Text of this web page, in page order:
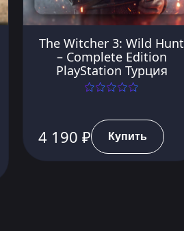
The Witcher 3: Wild Hunt
– Complete Edition
PlayStation Турция
4 190 ₽ Купить